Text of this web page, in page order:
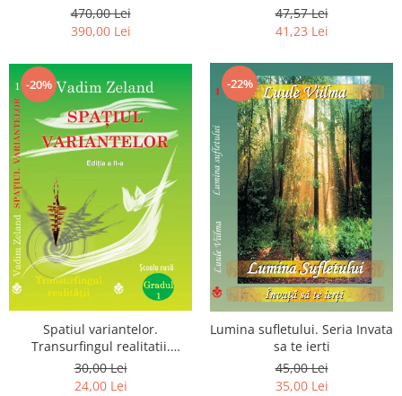
Luceafarului de Dimineata -
Gratuit)
470,00 Lei
390,00 Lei
chiar dragostea ta. Editia a 2-
a
47,57 Lei
41,23 Lei
-20%
Spatiul variantelor.
Transurfingul realitatii.
Gradul 1. Cum sa ne
dezvoltam intuitia si sa ne
30,00 Lei
24,00 Lei
-22%
Lumina sufletului. Seria Invata
sa te ierti
45,00 Lei
35,00 Lei